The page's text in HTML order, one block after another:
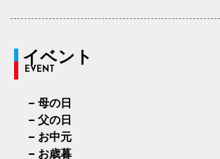
イベント
EVENT
母の日
父の日
お中元
お歳暮